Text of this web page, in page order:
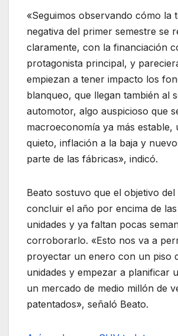
«Seguimos observando cómo la
negativa del primer semestre se
claramente, con la financiación
protagonista principal, y
empiezan a tener impacto los
blanqueo, que llegan también al
automotor, algo auspicioso que
macroeconomía ya más estable,
quieto, inflación a la baja y
parte de las fábricas», indicó.
Beato sostuvo que el objetivo
concluir el año por encima de
unidades y ya faltan pocas
corroborarlo. «Esto nos va a
proyectar un enero con un piso
unidades y empezar a planificar
un mercado de medio millón de
patentados», señaló Beato.